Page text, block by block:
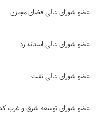
عضو شورای عالی فضای مجازی
عضو شورای عالی استاندارد
عضو شورای عالی نفت
عضو شورای توسعه شرق و غرب